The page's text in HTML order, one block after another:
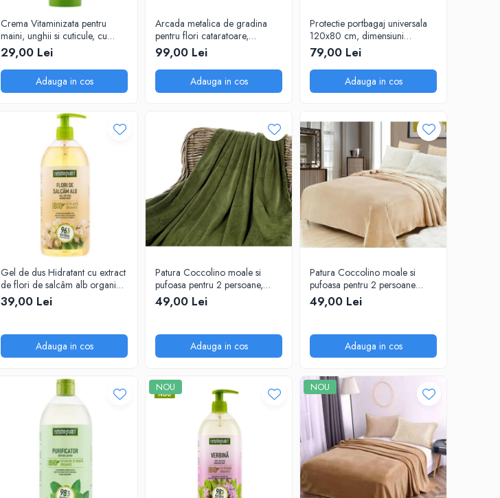
Crema Vitaminizata pentru
maini, unghii si cuticule, cu
extracte de fructe de padure
organice, 75 ml
29,00 Lei
Adauga in cos
Arcada metalica de gradina
pentru flori cataratoare,
240x140x38 cm
99,00 Lei
Adauga in cos
Protectie portbagaj universala
120x80 cm, dimensiuni
ajustabile, negru
79,00 Lei
Adauga in cos
Gel de dus Hidratant cu extract
de flori de salcâm alb organic
Cosmeplant, 1000 ml
39,00 Lei
Adauga in cos
Patura Coccolino moale si
pufoasa pentru 2 persoane,
200X230 cm, Verde
49,00 Lei
Adauga in cos
Patura Coccolino moale si
pufoasa pentru 2 persoane
200X230 cm Bej
49,00 Lei
Adauga in cos
NOU NOU